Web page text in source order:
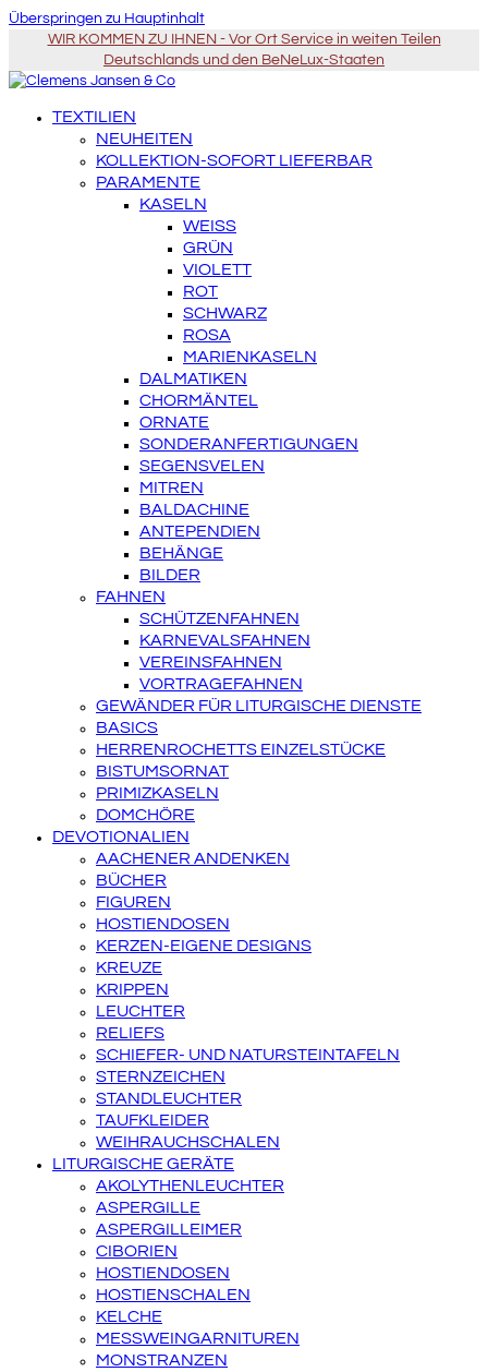
Überspringen zu Hauptinhalt
WIR KOMMEN ZU IHNEN - Vor Ort Service in weiten Teilen
Deutschlands und den BeNeLux-Staaten
TEXTILIEN
NEUHEITEN
KOLLEKTION-SOFORT LIEFERBAR
PARAMENTE
KASELN
WEISS
GRÜN
VIOLETT
ROT
SCHWARZ
ROSA
MARIENKASELN
DALMATIKEN
CHORMÄNTEL
ORNATE
SONDERANFERTIGUNGEN
SEGENSVELEN
MITREN
BALDACHINE
ANTEPENDIEN
BEHÄNGE
BILDER
FAHNEN
SCHÜTZENFAHNEN
KARNEVALSFAHNEN
VEREINSFAHNEN
VORTRAGEFAHNEN
GEWÄNDER FÜR LITURGISCHE DIENSTE
BASICS
HERRENROCHETTS EINZELSTÜCKE
BISTUMSORNAT
PRIMIZKASELN
DOMCHÖRE
DEVOTIONALIEN
AACHENER ANDENKEN
BÜCHER
FIGUREN
HOSTIENDOSEN
KERZEN-EIGENE DESIGNS
KREUZE
KRIPPEN
LEUCHTER
RELIEFS
SCHIEFER- UND NATURSTEINTAFELN
STERNZEICHEN
STANDLEUCHTER
TAUFKLEIDER
WEIHRAUCHSCHALEN
LITURGISCHE GERÄTE
AKOLYTHENLEUCHTER
ASPERGILLE
ASPERGILLEIMER
CIBORIEN
HOSTIENDOSEN
HOSTIENSCHALEN
KELCHE
MESSWEINGARNITUREN
MONSTRANZEN